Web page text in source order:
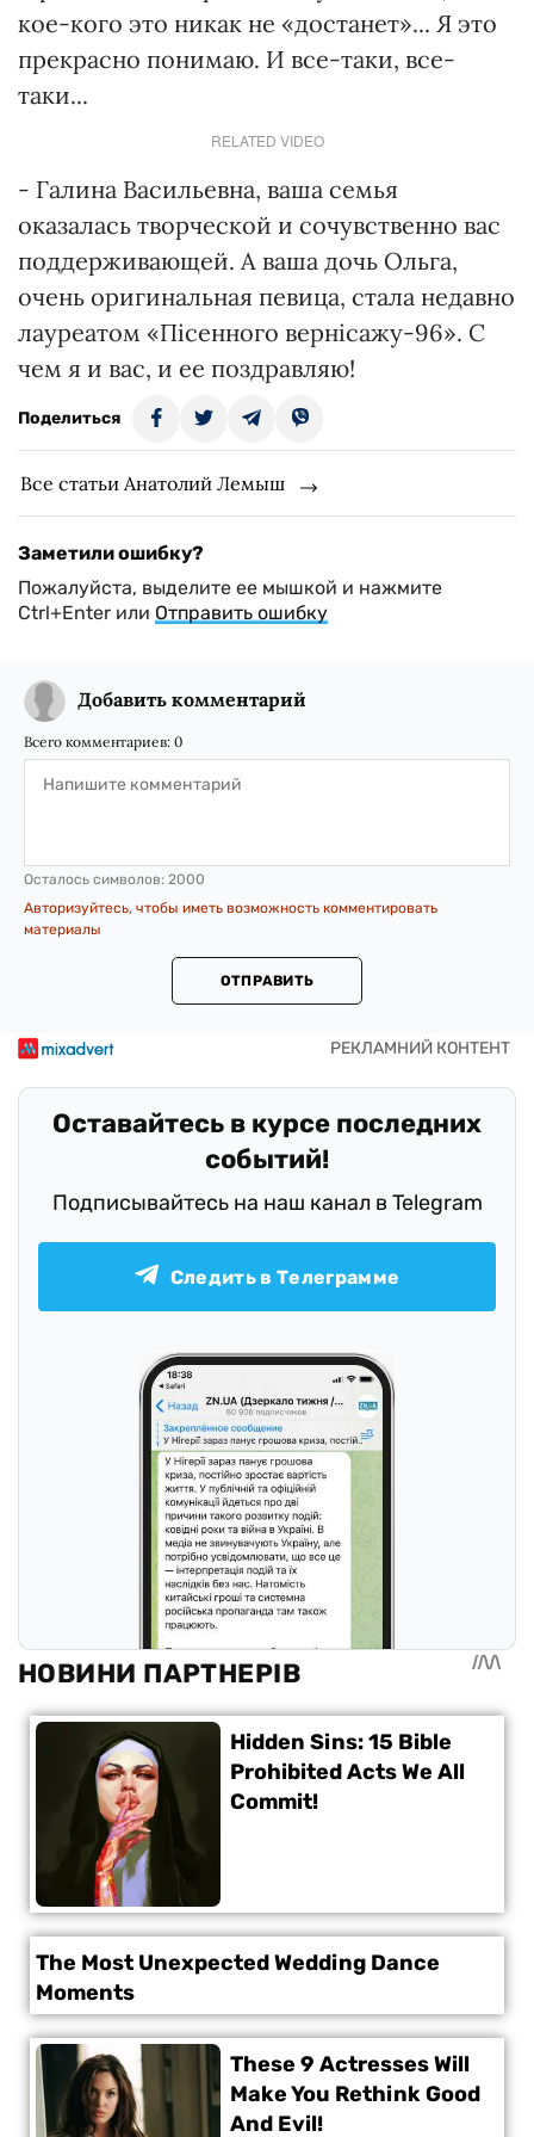
кое-кого это никак не «достанет»... Я это
прекрасно понимаю. И все-таки, все-
таки...
RELATED VIDEO
- Галина Васильевна, ваша семья
оказалась творческой и сочувственно вас
поддерживающей. А ваша дочь Ольга,
очень оригинальная певица, стала недавно
лауреатом «Пісенного вернісажу-96». С
чем я и вас, и ее поздравляю!
Поделиться
Все статьи Анатолий Лемыш
Заметили ошибку?
Пожалуйста, выделите ее мышкой и нажмите
Ctrl+Enter или Отправить ошибку
Добавить комментарий
Всего комментариев: 0
Осталось символов: 2000
Авторизуйтесь, чтобы иметь возможность комментировать
материалы
ОТПРАВИТЬ
Оставайтесь в курсе последних
событий!
Подписывайтесь на наш канал в Telegram
Следить в Телеграмме